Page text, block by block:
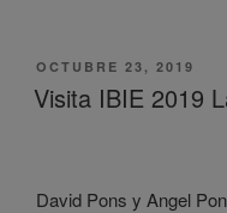
PUBLICADO
EL
OCTUBRE 23, 2019
Visita IBIE 2019
David Pons y Angel